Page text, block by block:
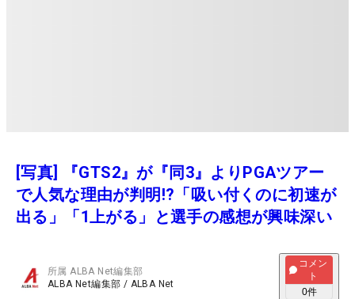
[写真] 『GTS2』が『同3』よりPGAツアー
で人気な理由が判明!?「吸い付くのに初速が
出る」「1上がる」と選手の感想が興味深い
所属ALBA Net編集部
ALBA Net編集部 / ALBA Net
コメン
ト
0件